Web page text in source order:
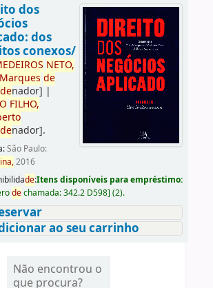
dos
dos
conexos/
DEIROS NETO,
Marques de
denador] |
FILHO,
denador].
São Paulo:
2016
de:Itens disponíveis para empréstimo:
dechamada:342.2 D598] (2).
ao seu carrinho
Não encontrou o
que procura?